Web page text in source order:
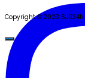
Copyright © 2023 SJB24h